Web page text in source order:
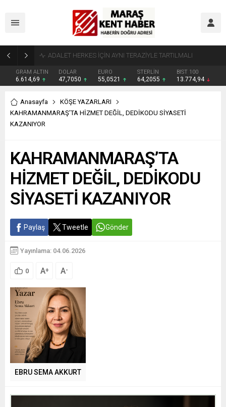
GRAM ALTIN
6.614,69
DOLAR
47,7050
EURO
55,0521
STERLİN
64,2055
BIST 100
13.774,94
Anasayfa
KÖŞE YAZARLARI
KAHRAMANMARAŞ’TA HİZMET DEĞİL, DEDİKODU SİYASETİ
KAZANIYOR
KAHRAMANMARAŞ’TA
HİZMET DEĞİL, DEDİKODU
SİYASETİ KAZANIYOR
Paylaş Tweetle Gönder
Yayınlama: 04.06.2026
0 A+ A-
EBRU SEMA AKKURT